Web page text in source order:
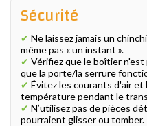
Sécurité
✔ Ne laissez jamais un
même pas « un instant ».
✔ Vérifiez que le boîtier
que la porte/la serrure
✔ Évitez les courants d'air
température pendant le
✔ N’utilisez pas de pièces
pourraient glisser ou tomber.